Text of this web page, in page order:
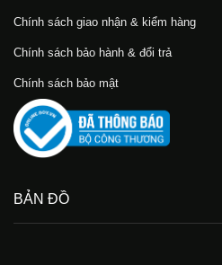
Chính sách giao nhận & kiểm hàng
Chính sách bảo hành & đổi trả
Chính sách bảo mật
BẢN ĐỒ